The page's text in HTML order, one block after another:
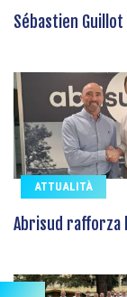
Sébastien
ATTUALITÀ
Abrisud rafforza